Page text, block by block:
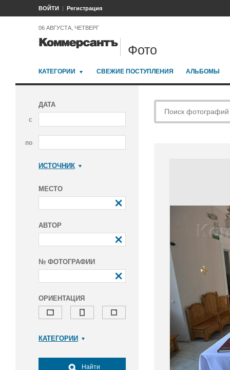
ВОЙТИ Регистрация
06 АВГУСТА, ЧЕТВЕРГ
Фото
КАТЕГОРИИ СВЕЖИЕ ПОСТУПЛЕНИЯ АЛЬБОМЫ
ДАТА
с
по
ИСТОЧНИК
МЕСТО
АВТОР
№ ФОТОГРАФИИ
ОРИЕНТАЦИЯ
КАТЕГОРИИ
Досуг, туризм и отдых
Найти